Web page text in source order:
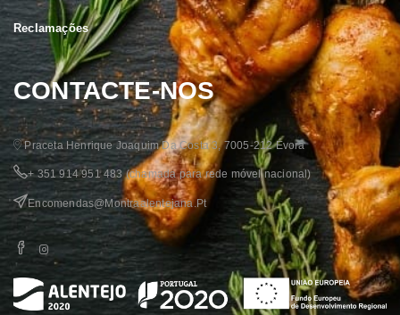
Reclamações
CONTACTE-NOS
Praceta Henrique Joaquim Da Costa 3, 7005-212 Évora
+ 351 914 951 483 (chamada para rede móvel nacional)
Encomendas@montraalentejana.pt